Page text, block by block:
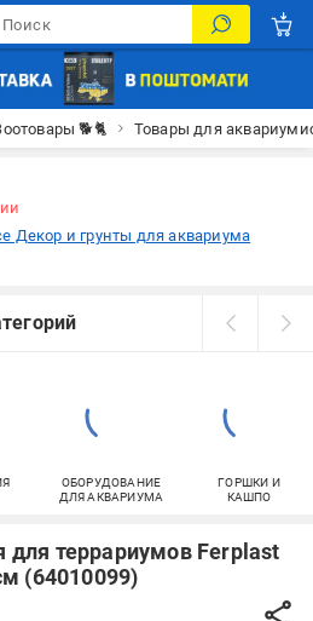
🐕🐈 Товары для
Декор и грунты для аквариума
ОБОРУДОВАНИЕ
ДЛЯ АКВАРИУМА
ГОРШКИ И
КАШПО
для террариумов Ferplast
(64010099)